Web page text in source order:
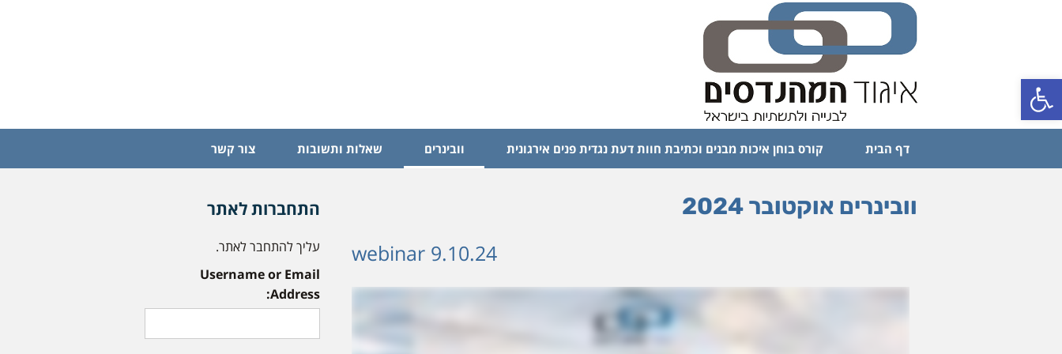
פתח סרגל נגישות
דף הבית קורס בוחן איכות מבנים וכתיבת חוות דעת נגדית פנים אירגונית וובינרים שאלות ותשובות צור קשר
וובינרים אוקטובר 2024
webinar 9.10.24
התחברות לאתר
עליך להתחבר לאתר.
Username or Email
Address: